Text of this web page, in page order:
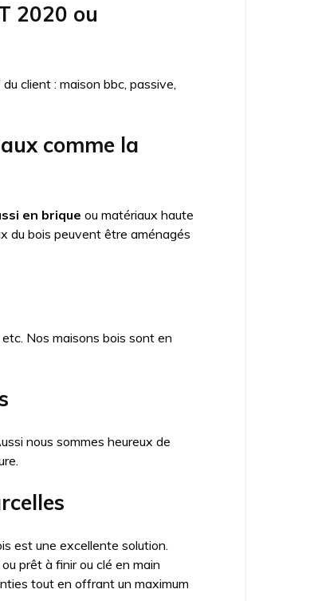
2020 ou
client : maison bbc, passive,
comme la
en brique ou matériaux haute
du bois peuvent être aménagés
Nos maisons bois sont en
nous sommes heureux de
est une excellente solution.
prêt à finir ou clé en main
tout en offrant un maximum